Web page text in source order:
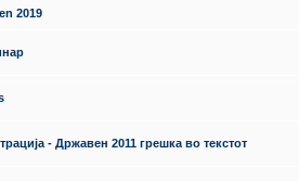
2019
- Државен 2011 грешка во текстот